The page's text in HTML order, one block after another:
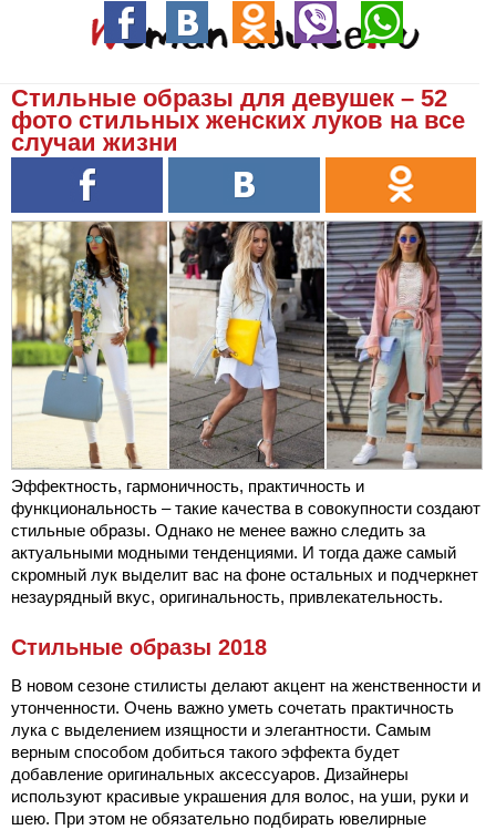
Стильные образы для девушек – 52
фото стильных женских луков на все
случаи жизни
Эффектность, гармоничность, практичность и
функциональность – такие качества в совокупности создают
стильные образы. Однако не менее важно следить за
актуальными модными тенденциями. И тогда даже самый
скромный лук выделит вас на фоне остальных и подчеркнет
незаурядный вкус, оригинальность, привлекательность.
Стильные образы 2018
В новом сезоне стилисты делают акцент на женственности и
утонченности. Очень важно уметь сочетать практичность
лука с выделением изящности и элегантности. Самым
верным способом добиться такого эффекта будет
добавление оригинальных аксессуаров. Дизайнеры
используют красивые украшения для волос, на уши, руки и
шею. При этом не обязательно подбирать ювелирные